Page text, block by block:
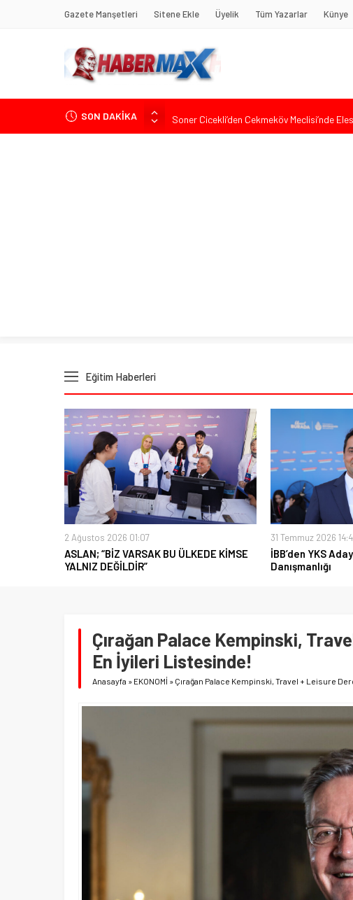
Gazete Manşetleri Sitene Ekle Üyelik Tüm Yazarlar Künye
SON DAKİKA
Soner Çiçekli’den Çekmeköy Meclisi’nde
Edremit’te Kaymakam Ahmet Odabaş’a
Eğitim Haberleri
2 Ağustos 2026 01:07
ASLAN; “BİZ VARSAK BU ÜLKEDE KİMSE
YALNIZ DEĞİLDİR”
31 Temmuz 2026
İBB’den YKS
Danışmanlığı
Çırağan Palace Kempinski,
En İyileri Listesinde!
Anasayfa » EKONOMİ » Çırağan Palace Kempinski, Travel + Leisure